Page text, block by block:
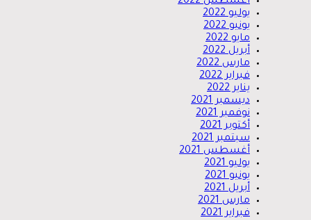
يوليو 2022
يونيو 2022
مايو 2022
أبريل 2022
مارس 2022
فبراير 2022
يناير 2022
ديسمبر 2021
نوفمبر 2021
أكتوبر 2021
سبتمبر 2021
أغسطس 2021
يوليو 2021
يونيو 2021
أبريل 2021
مارس 2021
فبراير 2021